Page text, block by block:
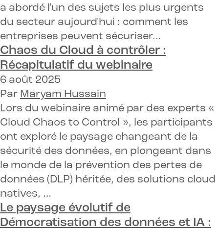
a abordé l'un des sujets les plus urgents
du secteur aujourd'hui : comment les
entreprises peuvent sécuriser...
Chaos du Cloud à contrôler :
Récapitulatif du webinaire
6 août 2025
Par Maryam Hussain
Lors du webinaire animé par des experts «
Cloud Chaos to Control », les participants
ont exploré le paysage changeant de la
sécurité des données, en plongeant dans
le monde de la prévention des pertes de
données (DLP) héritée, des solutions cloud
natives, …
Le paysage évolutif de
Démocratisation des données et IA :